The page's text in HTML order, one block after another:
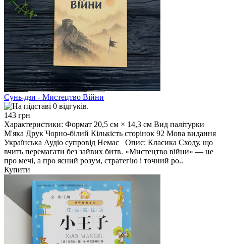
Сунь-дзи - Мистецтво Війни
143 грн
Характеристики: Формат 20,5 см × 14,3 см Вид палітурки
М'яка Друк Чорно-білий Кількість сторінок 92 Мова видання
Українська Аудіо супровід Немає Опис: Класика Сходу, що
вчить перемагати без зайвих битв. «Мистецтво війни» — не
про мечі, а про ясний розум, стратегію і точний ро..
Купити